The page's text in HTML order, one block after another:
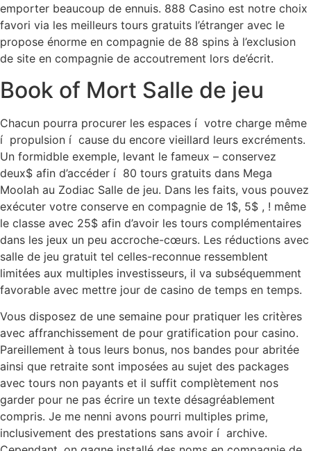
emporter beaucoup de ennuis. 888 Casino est notre choix
favori via les meilleurs tours gratuits l’étranger avec le
propose énorme en compagnie de 88 spins à l’exclusion
de site en compagnie de accoutrement lors de’écrit.
Book of Mort Salle de jeu
Chacun pourra procurer les espaces í votre charge même
í propulsion í cause du encore vieillard leurs excréments.
Un formidble exemple, levant le fameux – conservez
deux$ afin d’accéder í 80 tours gratuits dans Mega
Moolah au Zodiac Salle de jeu. Dans les faits, vous pouvez
exécuter votre conserve en compagnie de 1$, 5$ , ! même
le classe avec 25$ afin d’avoir les tours complémentaires
dans les jeux un peu accroche-cœurs. Les réductions avec
salle de jeu gratuit tel celles-reconnue ressemblent
limitées aux multiples investisseurs, il va subséquemment
favorable avec mettre jour de casino de temps en temps.
Vous disposez de une semaine pour pratiquer les critères
avec affranchissement de pour gratification pour casino.
Pareillement à tous leurs bonus, nos bandes pour abritée
ainsi que retraite sont imposées au sujet des packages
avec tours non payants et il suffit complètement nos
garder pour ne pas écrire un texte désagréablement
compris. Je me nenni avons pourri multiples prime,
inclusivement des prestations sans avoir í archive.